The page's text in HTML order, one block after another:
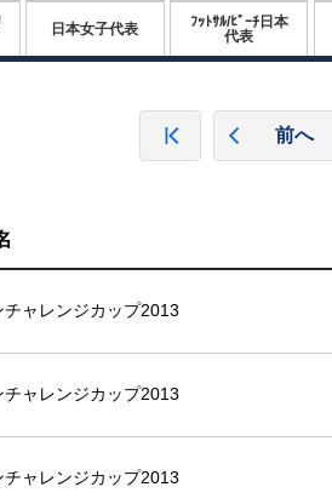
日本女子代表
ﾌｯﾄｻﾙ/ﾋﾞｰﾁ日本
代表
前へ
チャレンジカップ2013
チャレンジカップ2013
チャレンジカップ2013